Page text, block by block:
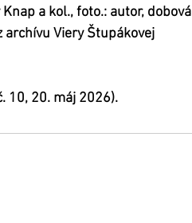
a kol., foto.: autor, dobová
archívu Viery Štupákovej
10, 20. máj 2026).